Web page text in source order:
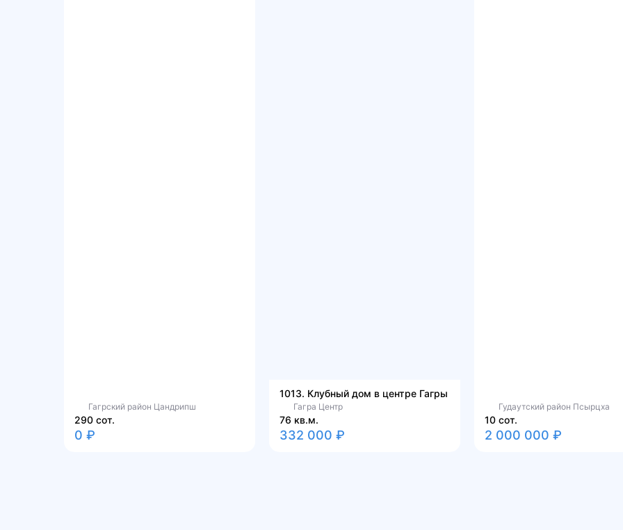
Гагрский район Цандрипш
290 сот.
0 ₽
1013. Клубный дом в центре Гагры
Гагра Центр
76 кв.м.
332 000 ₽
Гудаутский район Псырцха
10 сот.
2 000 000 ₽